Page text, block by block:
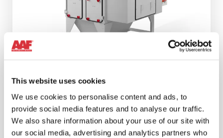
This website uses cookies
We use cookies to personalise content and ads, to
provide social media features and to analyse our traffic.
We also share information about your use of our site with
our social media, advertising and analytics partners who
AIVY COMPACT SPK
Un équipement compact prêt à l’emploi qui
augmente la sécurité pendant la filtration de l’air